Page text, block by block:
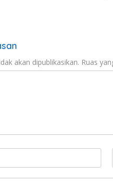
akan dipublikasikan. Ruas